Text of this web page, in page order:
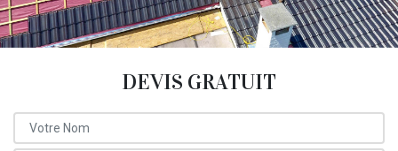
DEVIS GRATUIT